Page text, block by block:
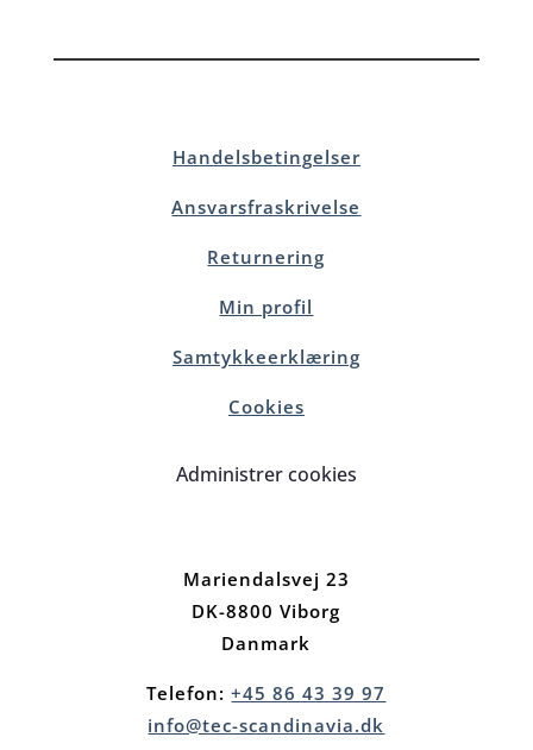
Handelsbetingelser
Ansvarsfraskrivelse
Returnering
Min profil
Samtykkeerklæring
Cookies
Administrer cookies
Mariendalsvej 23
DK-8800 Viborg
Danmark
Telefon:+45 86 43 39 97
info@tec-scandinavia.dk